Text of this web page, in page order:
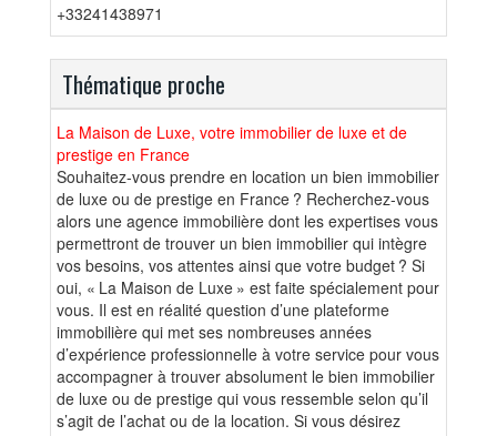
+33241438971
Thématique proche
La Maison de Luxe, votre immobilier de luxe et de
prestige en France
Souhaitez-vous prendre en location un bien immobilier
de luxe ou de prestige en France ? Recherchez-vous
alors une agence immobilière dont les expertises vous
permettront de trouver un bien immobilier qui intègre
vos besoins, vos attentes ainsi que votre budget ? Si
oui, « La Maison de Luxe » est faite spécialement pour
vous. Il est en réalité question d’une plateforme
immobilière qui met ses nombreuses années
d’expérience professionnelle à votre service pour vous
accompagner à trouver absolument le bien immobilier
de luxe ou de prestige qui vous ressemble selon qu’il
s’agit de l’achat ou de la location. Si vous désirez